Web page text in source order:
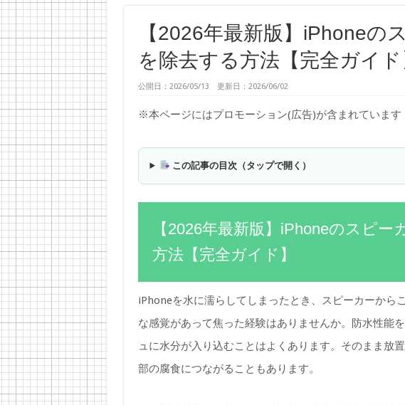
【2026年最新版】iPhoneの
を除去する方法【完全ガイド
公開日：2026/05/13 更新日：2026/06/02
※本ページにはプロモーション(広告)が含まれています
この記事の目次（タップで開く）
【2026年最新版】iPhoneのスピー
方法【完全ガイド】
iPhoneを水に濡らしてしまったとき、スピーカーから
な感覚があって焦った経験はありませんか。防水性能
ュに水分が入り込むことはよくあります。そのまま放
部の腐食につながることもあります。